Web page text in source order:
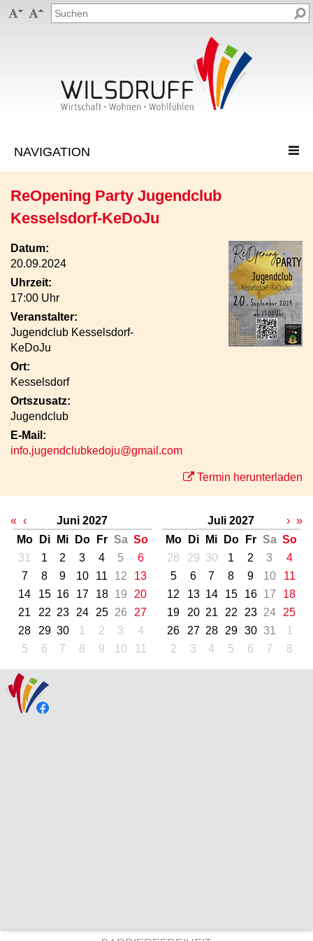
 
ReOpening Party Jugendclub
Kesselsdorf-KeDoJu
Datum:
20.09.2024
Uhrzeit:
17:00 Uhr
Veranstalter:
Jugendclub Kesselsdorf-
KeDoJu
Ort:
Kesselsdorf
Ortszusatz:
Jugendclub
E-Mail:
info.jugendclubkedoju@gmail.com
Termin herunterladen
« ‹
Juni 2027
Mo
Di Mi Do Fr Sa So
31
1 2 3 4 5
6
7
8 9 10 11 12
13
14
15 16 17 18 19
20
21
22 23 24 25 26
27
28
29 30 1 2 3
4
5
6 7 8 9 10 11
Juli 2027
Mo
Di Mi Do Fr Sa So
28
29 30 1 2 3
4
5
6 7 8 9 10
11
12
13 14 15 16 17
18
19
20 21 22 23 24
25
26
27 28 29 30 31
1
2
3 4 5 6 7 8
› »